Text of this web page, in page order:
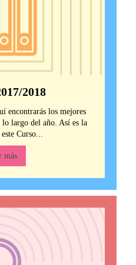
2018
encontrarás los mejores
largo del año. Así es la
Curso...
más